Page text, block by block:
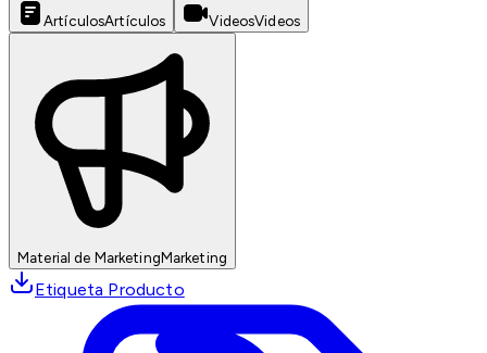
ArtículosArtículos VideosVideos
Material de MarketingMarketing
Etiqueta Producto